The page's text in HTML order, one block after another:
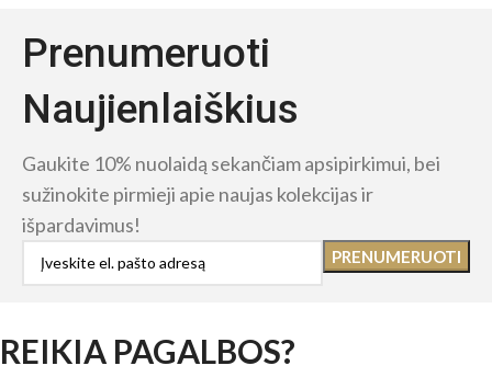
Prenumeruoti
Naujienlaiškius
Gaukite 10% nuolaidą sekančiam apsipirkimui, bei
sužinokite pirmieji apie naujas kolekcijas ir
išpardavimus!
REIKIA PAGALBOS?